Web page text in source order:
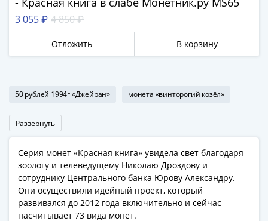
3 055 ₽ 4 850 ₽
Отложить В корзину
50 рублей 1994г «Джейран» монета «винторогий козёл»
Развернуть
Серия монет «Красная книга» увидела свет благодаря
зоологу и телеведущему Николаю Дроздову и
сотруднику Центрального банка Юрову Александру.
Они осуществили идейный проект, который
развивался до 2012 года включительно и сейчас
насчитывает 73 вида монет.